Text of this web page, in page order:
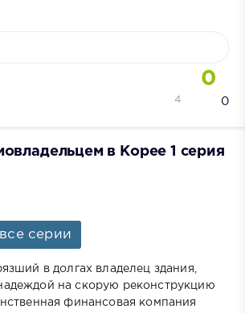
0
0
4
в Корее 1 серия
серии
в долгах владелец здания,
на скорую реконструкцию
финансовая компания